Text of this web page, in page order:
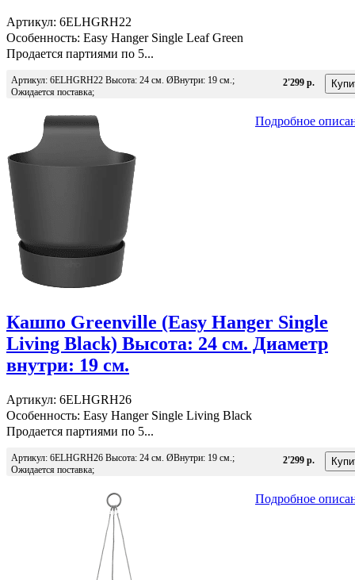
Артикул: 6ELHGRH22
Особенность: Easy Hanger Single Leaf Green
Продается партиями по 5...
Артикул: 6ELHGRH22 Высота: 24 см. ØВнутри: 19 см.;
Ожидается поставка;
2'299 р.
Подробное
Кашпо Greenville (Easy Hanger Single
Living Black) Высота: 24 см. Диаметр
внутри: 19 см.
Артикул: 6ELHGRH26
Особенность: Easy Hanger Single Living Black
Продается партиями по 5...
Артикул: 6ELHGRH26 Высота: 24 см. ØВнутри: 19 см.;
Ожидается поставка;
2'299 р.
Подробное